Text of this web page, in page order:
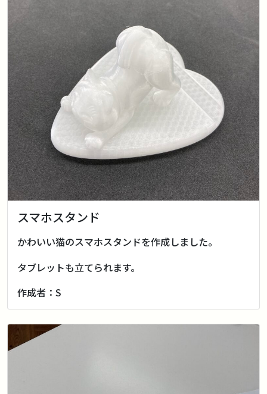
スマホスタンド
かわいい猫のスマホスタンドを作成しました。
タブレットも立てられます。
作成者：S